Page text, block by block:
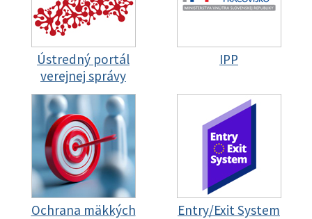
Ústredný portál
verejnej správy
IPP
Ochrana mäkkých
Entry/Exit System